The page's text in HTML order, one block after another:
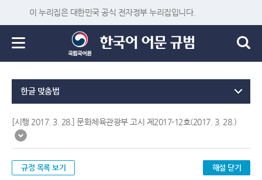
이 누리집은 대한민국 공식 전자정부 누리집입니다.
한글 맞춤법
[시행 2017. 3. 28.] 문화체육관광부 고시 제2017-12호(2017. 3. 28.)
규정 목록 보기 해설 닫기